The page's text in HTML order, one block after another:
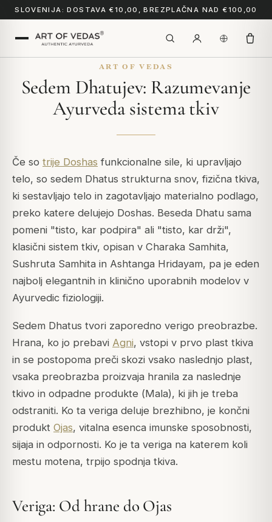
SLOVENIJA: DOSTAVA €10,00, BREZPLAČNA NAD €100,00
ART OF VEDAS
Sedem Dhatujev: Razumevanje
Ayurveda sistema tkiv
Če so trije Doshas funkcionalne sile, ki upravljajo
telo, so sedem Dhatus strukturna snov, fizična tkiva,
ki sestavljajo telo in zagotavljajo materialno podlago,
preko katere delujejo Doshas. Beseda Dhatu sama
pomeni "tisto, kar podpira" ali "tisto, kar drži",
klasični sistem tkiv, opisan v Charaka Samhita,
Sushruta Samhita in Ashtanga Hridayam, pa je eden
najbolj elegantnih in klinično uporabnih modelov v
Ayurvedic fiziologiji.
Sedem Dhatus tvori zaporedno verigo preobrazbe.
Hrana, ko jo prebavi Agni, vstopi v prvo plast tkiva
in se postopoma preči skozi vsako naslednjo plast,
vsaka preobrazba proizvaja hranila za naslednje
tkivo in odpadne produkte (Mala), ki jih je treba
odstraniti. Ko ta veriga deluje brezhibno, je končni
produkt Ojas, vitalna esenca imunske sposobnosti,
sijaja in odpornosti. Ko je ta veriga na katerem koli
mestu motena, trpijo spodnja tkiva.
Veriga: Od hrane do Ojas